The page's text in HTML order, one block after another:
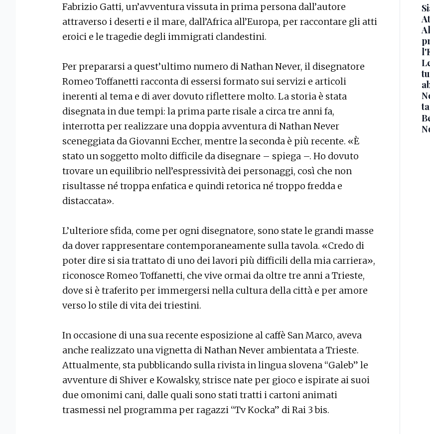
Fabrizio Gatti, un’avventura vissuta in prima persona dall’autore
attraverso i deserti e il mare, dall’Africa all’Europa, per raccontare gli atti
eroici e le tragedie degli immigrati clandestini.
Per prepararsi a quest’ultimo numero di Nathan Never, il disegnatore
Romeo Toffanetti racconta di essersi formato sui servizi e articoli
inerenti al tema e di aver dovuto riflettere molto. La storia è stata
disegnata in due tempi: la prima parte risale a circa tre anni fa,
interrotta per realizzare una doppia avventura di Nathan Never
sceneggiata da Giovanni Eccher, mentre la seconda è più recente. «È
stato un soggetto molto difficile da disegnare – spiega –. Ho dovuto
trovare un equilibrio nell’espressività dei personaggi, così che non
risultasse né troppa enfatica e quindi retorica né troppo fredda e
distaccata».
L’ulteriore sfida, come per ogni disegnatore, sono state le grandi masse
da dover rappresentare contemporaneamente sulla tavola. «Credo di
poter dire si sia trattato di uno dei lavori più difficili della mia carriera»,
riconosce Romeo Toffanetti, che vive ormai da oltre tre anni a Trieste,
dove si è traferito per immergersi nella cultura della città e per amore
verso lo stile di vita dei triestini.
In occasione di una sua recente esposizione al caffè San Marco, aveva
anche realizzato una vignetta di Nathan Never ambientata a Trieste.
Attualmente, sta pubblicando sulla rivista in lingua slovena “Galeb” le
avventure di Shiver e Kowalsky, strisce nate per gioco e ispirate ai suoi
due omonimi cani, dalle quali sono stati tratti i cartoni animati
trasmessi nel programma per ragazzi “Tv Kocka” di Rai 3 bis.